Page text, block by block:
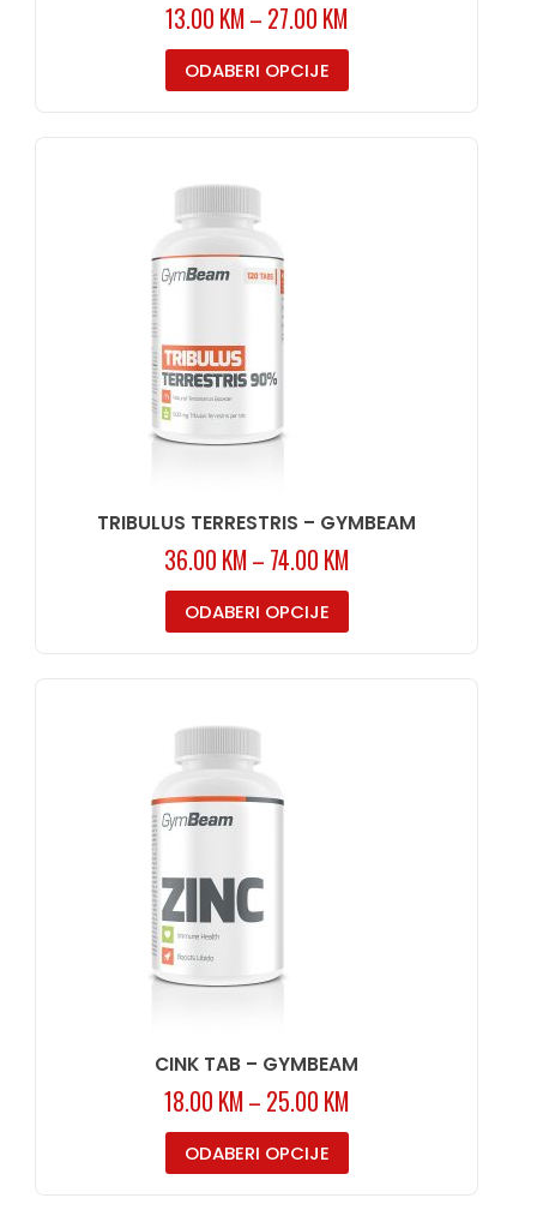
13.00 KM – 27.00 KM
ODABERI OPCIJE
TRIBULUS TERRESTRIS – GYMBEAM
36.00 KM – 74.00 KM
ODABERI OPCIJE
CINK TAB – GYMBEAM
18.00 KM – 25.00 KM
ODABERI OPCIJE